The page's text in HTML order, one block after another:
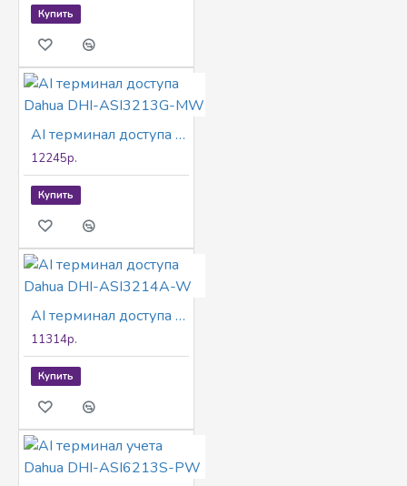
Купить
AI терминал доступа Dahua DHI-ASI3213G-MW
12245р.
Купить
AI терминал доступа Dahua DHI-ASI3214A-W
11314р.
Купить